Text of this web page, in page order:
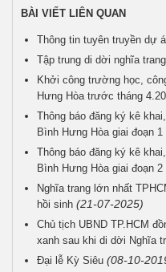
BÀI VIẾT LIÊN QUAN
Thông tin tuyên truyền dự
Tập trung di dời nghĩa
Khởi công trường học,
Hưng Hòa trước tháng
Thông báo đăng ký kê
Bình Hưng Hòa giai đoạn 1
Thông báo đăng ký kê
Bình Hưng Hòa giai đoạn 2
Nghĩa trang lớn nhất
hồi sinh (21-07-2025)
Chủ tịch UBND TP.HCM
xanh sau khi di dời Nghĩa
Đại lễ Kỳ Siêu (08-10-